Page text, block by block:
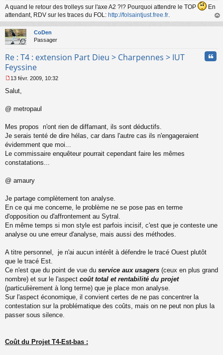
A quand le retour des trolleys sur l'axe A2 ?!? Pourquoi attendre le TOP
En
attendant, RDV sur les traces du FOL: http://folsaintjust.free.fr.
au
CoDen
Passager
Re : T4 : extension Part Dieu > Charpennes > IUT
Feyssine
e
s
e
n
o
u
13 févr. 2009, 10:32
Salut,
@ metropaul
Mes propos n'ont rien de diffamant, ils sont déductifs.
Je serais tenté de dire hélas, car dans l'autre cas ils n'engageraient
évidemment que moi...
Le commissaire enquêteur pourrait cependant faire les mêmes
constatations...
@ amaury
Je partage complètement ton analyse.
En ce qui me concerne, le problème ne se pose pas en terme
d'opposition ou d'affrontement au Sytral.
En même temps si mon style est parfois incisif, c'est que je conteste une
analyse ou une erreur d'analyse, mais aussi des méthodes.
A titre personnel, je n'ai aucun intérêt à défendre le tracé Ouest plutôt
que le tracé Est.
Ce n'est que du point de vue du service aux usagers (ceux en plus grand
nombre) et sur le l'aspect coût total et rentabilité du projet
(particulièrement à long terme) que je place mon analyse.
Sur l'aspect économique, il convient certes de ne pas concentrer la
contestation sur la problématique des coûts, mais on ne peut non plus la
passer sous silence.
Coût du Projet T4-Est-bas :